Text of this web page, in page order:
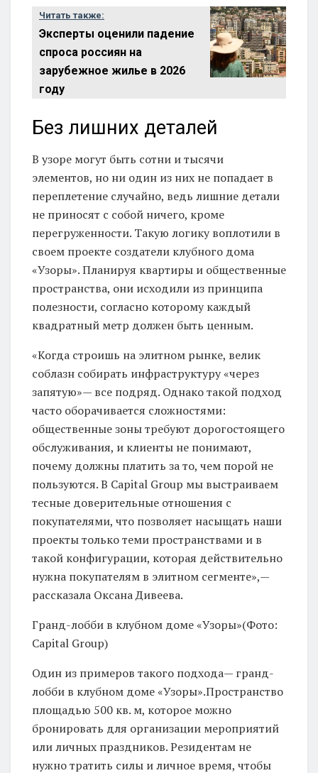
Читать также:
Эксперты оценили падение
спроса россиян на
зарубежное жилье в 2026
году
Без лишних деталей
В узоре могут быть сотни и тысячи
элементов, но ни один из них не попадает в
переплетение случайно, ведь лишние детали
не приносят с собой ничего, кроме
перегруженности. Такую логику воплотили в
своем проекте создатели клубного дома
«Узоры». Планируя квартиры и общественные
пространства, они исходили из принципа
полезности, согласно которому каждый
квадратный метр должен быть ценным.
«Когда строишь на элитном рынке, велик
соблазн собирать инфраструктуру «через
запятую»— все подряд. Однако такой подход
часто оборачивается сложностями:
общественные зоны требуют дорогостоящего
обслуживания, и клиенты не понимают,
почему должны платить за то, чем порой не
пользуются. В Capital Group мы выстраиваем
тесные доверительные отношения с
покупателями, что позволяет насыщать наши
проекты только теми пространствами и в
такой конфигурации, которая действительно
нужна покупателям в элитном сегменте»,—
рассказала Оксана Дивеева.
Гранд-лобби в клубном доме «Узоры»(Фото:
Capital Group)
Один из примеров такого подхода— гранд-
лобби в клубном доме «Узоры».Пространство
площадью 500 кв. м, которое можно
бронировать для организации мероприятий
или личных праздников. Резидентам не
нужно тратить силы и личное время, чтобы